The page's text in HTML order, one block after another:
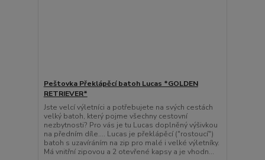
Peštovka Překlápěcí batoh Lucas *GOLDEN
RETRIEVER*
Jste velcí výletníci a potřebujete na svých cestách
velký batoh, který pojme všechny cestovní
nezbytnosti? Pro vás je tu Lucas doplněný výšivkou
na předním díle.... Lucas je překlápěcí ("rostoucí")
batoh s uzavíráním na zip pro malé i velké výletníky.
Má vnitřní zipovou a 2 otevřené kapsy a je vhodn...